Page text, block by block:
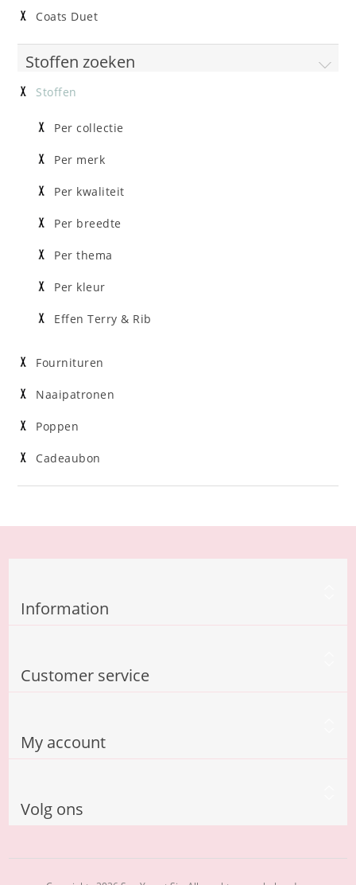
Coats Duet
Stoffen zoeken
Stoffen
Per collectie
Per merk
Per kwaliteit
Per breedte
Per thema
Per kleur
Effen Terry & Rib
Fournituren
Naaipatronen
Poppen
Cadeaubon
Information
Customer service
My account
Volg ons